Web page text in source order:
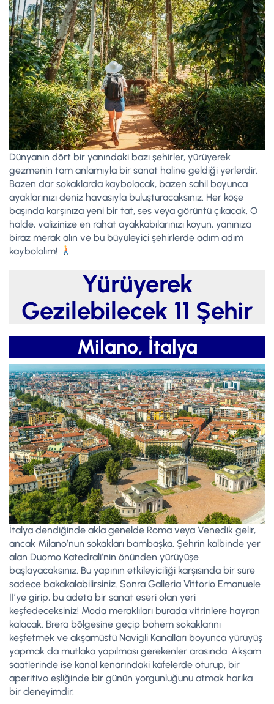
Dünyanın dört bir yanındaki bazı şehirler, yürüyerek
gezmenin tam anlamıyla bir sanat haline geldiği yerlerdir.
Bazen dar sokaklarda kaybolacak, bazen sahil boyunca
ayaklarınızı deniz havasıyla buluşturacaksınız. Her köşe
başında karşınıza yeni bir tat, ses veya görüntü çıkacak. O
halde, valizinize en rahat ayakkabılarınızı koyun, yanınıza
biraz merak alın ve bu büyüleyici şehirlerde adım adım
kaybolalım!
Yürüyerek
Gezilebilecek 11 Şehir
Milano, İtalya
İtalya dendiğinde akla genelde Roma veya Venedik gelir,
ancak Milano’nun sokakları bambaşka. Şehrin kalbinde yer
alan Duomo Katedrali’nin önünden yürüyüşe
başlayacaksınız. Bu yapının etkileyiciliği karşısında bir süre
sadece bakakalabilirsiniz. Sonra Galleria Vittorio Emanuele
II’ye girip, bu adeta bir sanat eseri olan yeri
keşfedeceksiniz! Moda meraklıları burada vitrinlere hayran
kalacak. Brera bölgesine geçip bohem sokaklarını
keşfetmek ve akşamüstü Navigli Kanalları boyunca yürüyüş
yapmak da mutlaka yapılması gerekenler arasında. Akşam
saatlerinde ise kanal kenarındaki kafelerde oturup, bir
aperitivo eşliğinde bir günün yorgunluğunu atmak harika
bir deneyimdir.